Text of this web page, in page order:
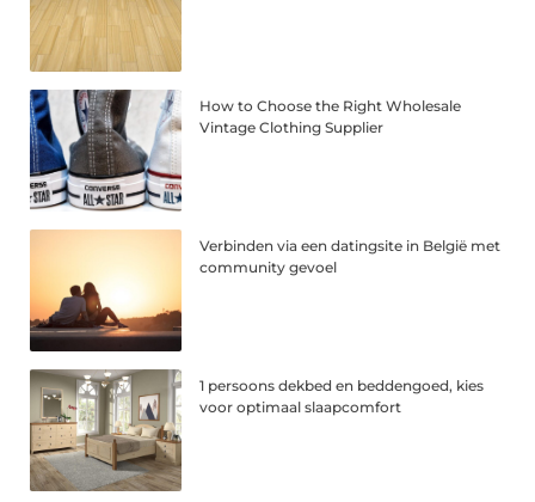
How to Choose the Right Wholesale
Vintage Clothing Supplier
Verbinden via een datingsite in België met
community gevoel
1 persoons dekbed en beddengoed, kies
voor optimaal slaapcomfort